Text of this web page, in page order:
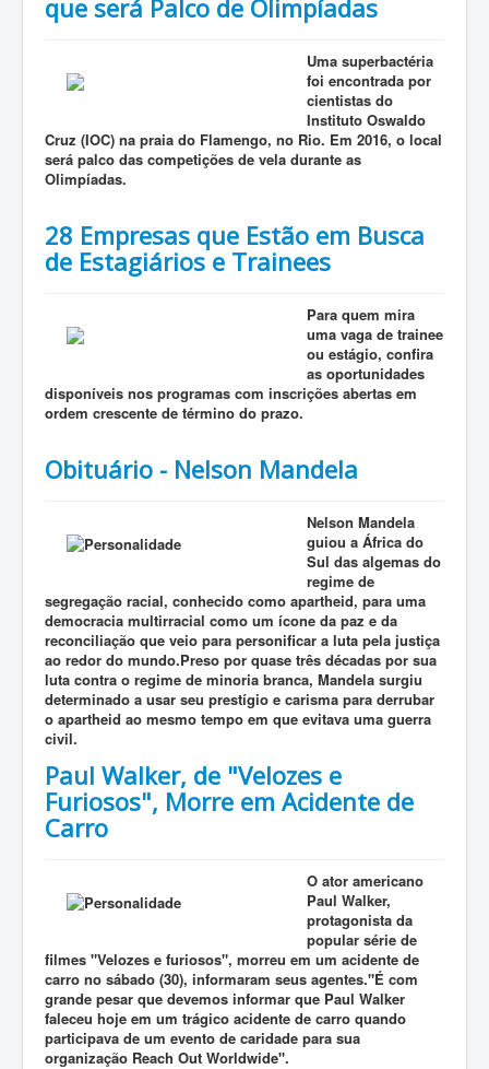
que será Palco de Olimpíadas
Uma superbactéria
foi encontrada por
cientistas do
Instituto Oswaldo
Cruz (IOC) na praia do Flamengo, no Rio. Em 2016, o local
será palco das competições de vela durante as
Olimpíadas.
28 Empresas que Estão em Busca
de Estagiários e Trainees
Para quem mira
uma vaga de trainee
ou estágio, confira
as oportunidades
disponíveis nos programas com inscrições abertas em
ordem crescente de término do prazo.
Obituário - Nelson Mandela
Nelson Mandela
guiou a África do
Sul das algemas do
regime de
segregação racial, conhecido como apartheid, para uma
democracia multirracial como um ícone da paz e da
reconciliação que veio para personificar a luta pela justiça
ao redor do mundo.Preso por quase três décadas por sua
luta contra o regime de minoria branca, Mandela surgiu
determinado a usar seu prestígio e carisma para derrubar
o apartheid ao mesmo tempo em que evitava uma guerra
civil.
Paul Walker, de "Velozes e
Furiosos", Morre em Acidente de
Carro
O ator americano
Paul Walker,
protagonista da
popular série de
filmes "Velozes e furiosos", morreu em um acidente de
carro no sábado (30), informaram seus agentes."É com
grande pesar que devemos informar que Paul Walker
faleceu hoje em um trágico acidente de carro quando
participava de um evento de caridade para sua
organização Reach Out Worldwide".